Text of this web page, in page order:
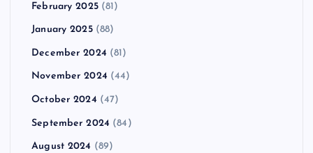
February 2025(81)
January 2025(88)
December 2024 (81)
November 2024 (44)
October 2024 (47)
September 2024 (84)
August 2024 (89)